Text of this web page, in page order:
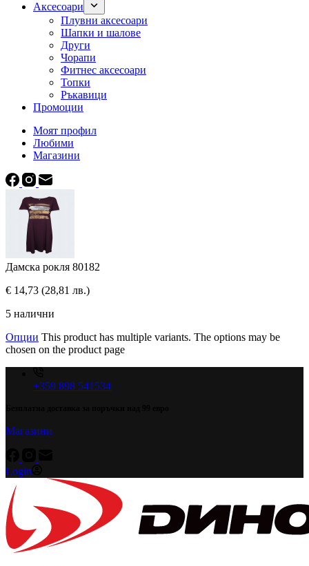
Аксесоари
Плувни аксесоари
Шапки и шалове
Други
Чорапи
Фитнес аксесоари
Топки
Ръкавици
Промоции
Моят профил
Любими
Магазини
Дамска рокля 80182
€ 14,73 (28,81 лв.)
5 налични
Опции This product has multiple variants. The options may be
chosen on the product page
+359 898 541534
Магазини
Login